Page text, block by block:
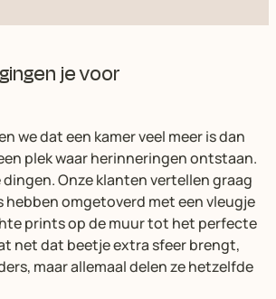
je voor
we dat een kamer veel meer is dan
plek waar herinneringen ontstaan.
Onze klanten vertellen graag
hebben omgetoverd met een vleugje
prints op de muur tot het perfecte
net dat beetje extra sfeer brengt,
maar allemaal delen ze hetzelfde